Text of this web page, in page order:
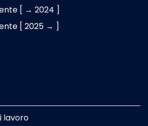
[ → 2024 ]
[ 2025 → ]
lavoro